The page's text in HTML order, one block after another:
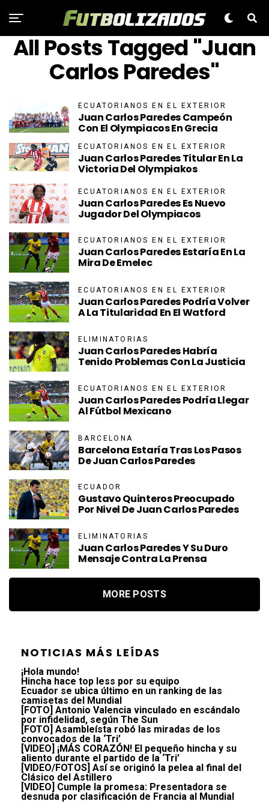
All Posts Tagged "Juan
Carlos Paredes"
ECUATORIANOS EN EL EXTERIOR
Juan Carlos Paredes Campeón
Con El Olympiacos En Grecia
ECUATORIANOS EN EL EXTERIOR
Juan Carlos Paredes Titular En La
Victoria Del Olympiakos
ECUATORIANOS EN EL EXTERIOR
Juan Carlos Paredes Es Nuevo
Jugador Del Olympiacos
ECUATORIANOS EN EL EXTERIOR
Juan Carlos Paredes Estaría En La
Mira De Emelec
ECUATORIANOS EN EL EXTERIOR
Juan Carlos Paredes Podría Volver
A La Titularidad En El Watford
ELIMINATORIAS
Juan Carlos Paredes Habría
Tenido Problemas Con La Justicia
ECUATORIANOS EN EL EXTERIOR
Juan Carlos Paredes Podría Llegar
Al Fútbol Mexicano
BARCELONA
Barcelona Estaría Tras Los Pasos
De Juan Carlos Paredes
ECUADOR
Gustavo Quinteros Preocupado
Por Nivel De Juan Carlos Paredes
ELIMINATORIAS
Juan Carlos Paredes Y Su Duro
Mensaje Contra La Prensa
MORE POSTS
NOTICIAS MÁS LEÍDAS
¡Hola mundo!
Hincha hace top less por su equipo
Ecuador se ubica último en un ranking de las
camisetas del Mundial
[FOTO] Antonio Valencia vinculado en escándalo
por infidelidad, según The Sun
[FOTO] Asambleísta robó las miradas de los
convocados de la ‘Tri’
[VIDEO] ¡MÁS CORAZÓN! El pequeño hincha y su
aliento durante el partido de la ‘Tri’
[VIDEO/FOTOS] Así se originó la pelea al final del
Clásico del Astillero
[VIDEO] Cumple la promesa: Presentadora se
desnuda por clasificación de Francia al Mundial